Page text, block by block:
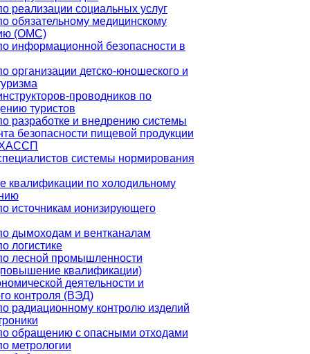
реализации социальных услуг
обязательному медицинскому
(ОМС)
информационной безопасности в
организации детско-юношеского и
проводников по
туристов
разработке и внедрению системы
безопасности пищевой продукции
ХАССП
системы нормирования
квалификации по холодильному
источникам ионизирующего
дымоходам и вентканалам
логистике
лесной промышленности
квалификации)
деятельности и
контроля (ВЭД)
радиационному контролю изделий
обращению с опасными отходами
метрологии